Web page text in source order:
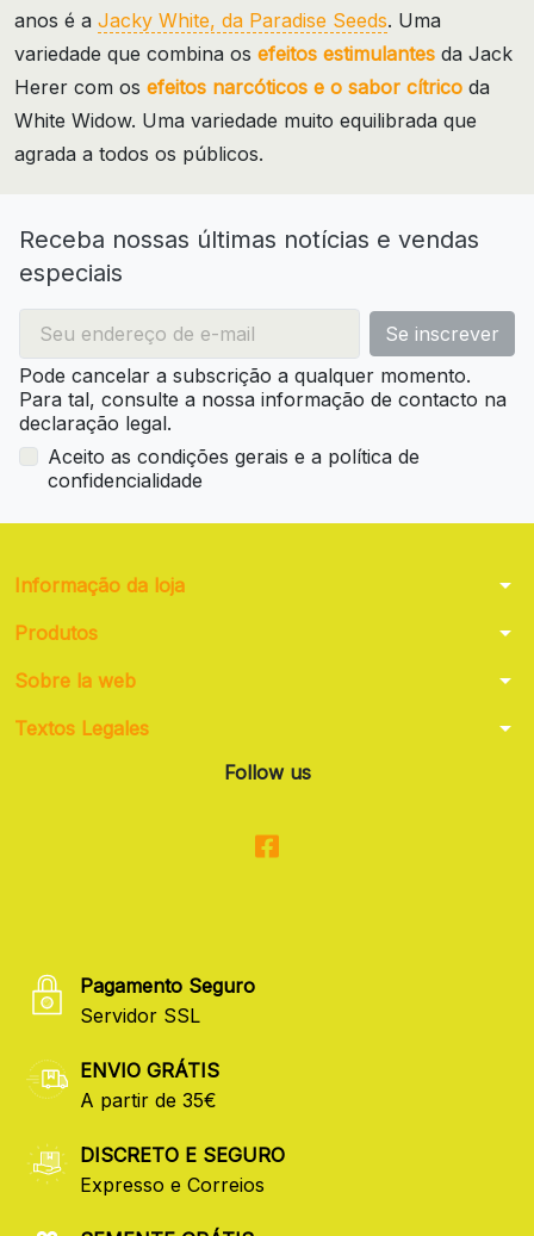
anos é a Jacky White, da Paradise Seeds. Uma
variedade que combina os efeitos estimulantes da Jack
Herer com os efeitos narcóticos e o sabor cítrico da
White Widow. Uma variedade muito equilibrada que
agrada a todos os públicos.
Receba nossas últimas notícias e vendas
especiais
Pode cancelar a subscrição a qualquer momento.
Para tal, consulte a nossa informação de contacto na
declaração legal.
Aceito as condições gerais e a política de
confidencialidade
Informação da loja arrow_drop_down
Produtos arrow_drop_down
Sobre la web arrow_drop_down
Textos Legales arrow_drop_down
Follow us
Pagamento Seguro
Servidor SSL
ENVIO GRÁTIS
A partir de 35€
DISCRETO E SEGURO
Expresso e Correios